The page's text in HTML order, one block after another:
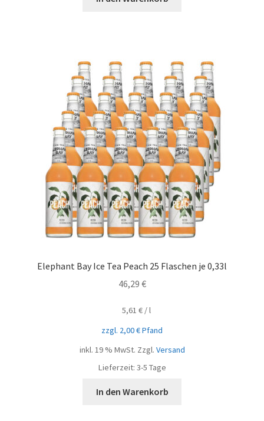
Elephant Bay Ice Tea Peach 25 Flaschen je 0,33l
46,29 €
5,61 €/l
zzgl. 2,00€Pfand
inkl. 19 % MwSt. Zzgl. Versand
Lieferzeit: 3-5 Tage
In den Warenkorb